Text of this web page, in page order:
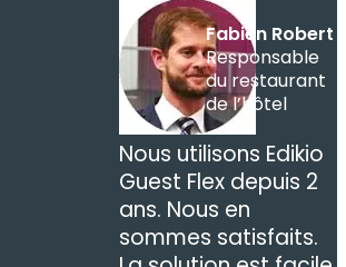
Fabien Robert
Responsable
du restaurant
de l’hôtel
Nous utilisons Edikio
Guest Flex depuis 2
ans. Nous en
sommes satisfaits.